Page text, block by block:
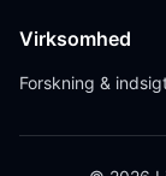
Virksomhed
Forskning &